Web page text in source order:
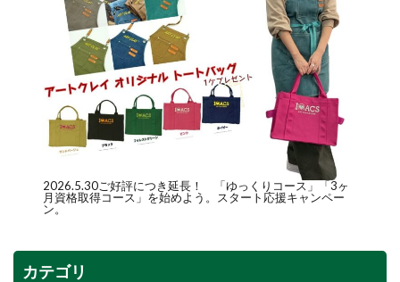
2026.5.30ご好評につき延長！ 「ゆっくりコース 」「3ヶ
月資格取得コース 」を始めよう。スタート応援キャンペー
ン。
カテゴリ